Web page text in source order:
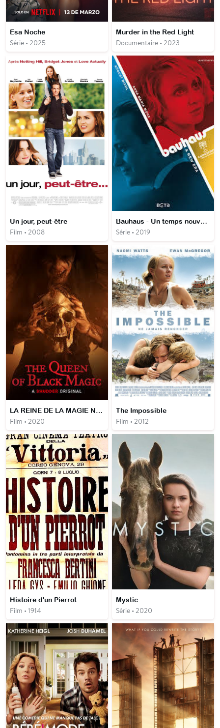
Esa Noche
Série • 2025
Murder in the Red Light
Documentaire • 2023
Un jour, peut-être
Film • 2008
Bauhaus - Un temps nouveau
Série • 2019
LA REINE DE LA MAGIE NOIRE
Film • 2020
The Impossible
Film • 2012
Histoire d'un Pierrot
Film • 1914
Mystic
Série • 2020